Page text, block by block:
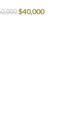
$40,000